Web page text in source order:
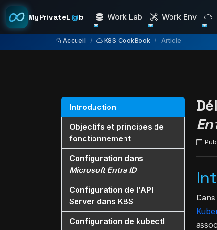
MyPrivateL@b Work Lab Work Env
Accueil K8S CookBook Article
Introduction
Objectifs et principes de
fonctionnement
Configuration dans
Microsoft Entra ID
Configuration de l'API
Server dans K8S
Configuration de kubectl